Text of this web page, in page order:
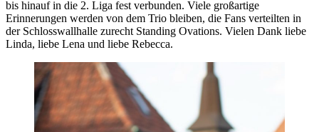
bis hinauf in die 2. Liga fest verbunden. Viele großartige
Erinnerungen werden von dem Trio bleiben, die Fans verteilten in
der Schlosswallhalle zurecht Standing Ovations. Vielen Dank liebe
Linda, liebe Lena und liebe Rebecca.